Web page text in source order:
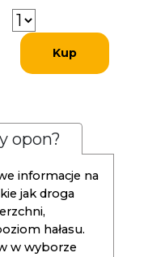
Kup
opon?
informacje na
jak droga
hałasu.
w wyborze